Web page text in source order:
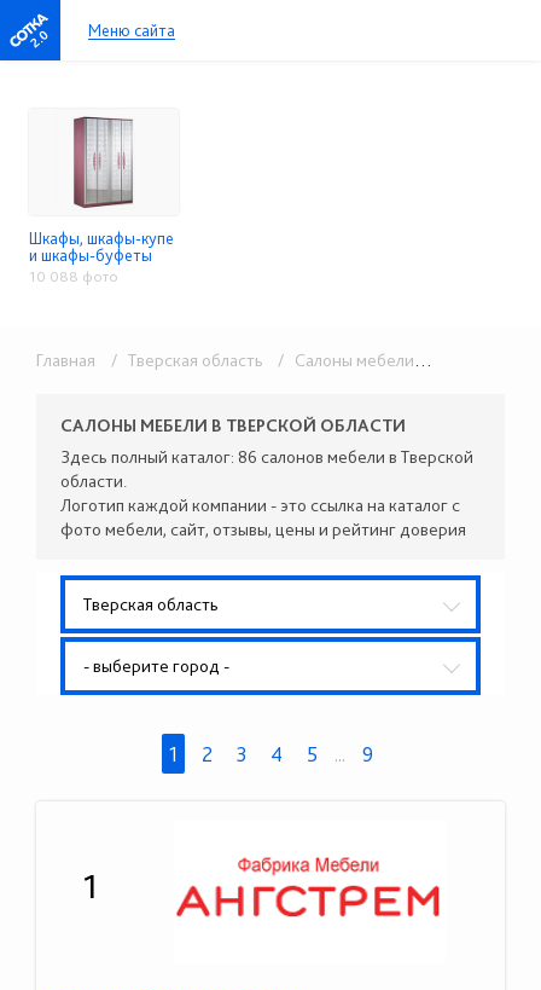
2.0 Меню сайта
Шкафы, шкафы-купе
и шкафы-буфеты
10 088 фото
Главная / Тверская область / Салоны мебели / Шкафы,
САЛОНЫ МЕБЕЛИ В ТВЕРСКОЙ ОБЛАСТИ
Здесь полный каталог: 86 салонов мебели в Тверской
области.
Логотип каждой компании - это ссылка на каталог с
фото мебели, сайт, отзывы, цены и рейтинг доверия
Тверская область
- выберите город -
1 2 3 4 5 ... 9
1